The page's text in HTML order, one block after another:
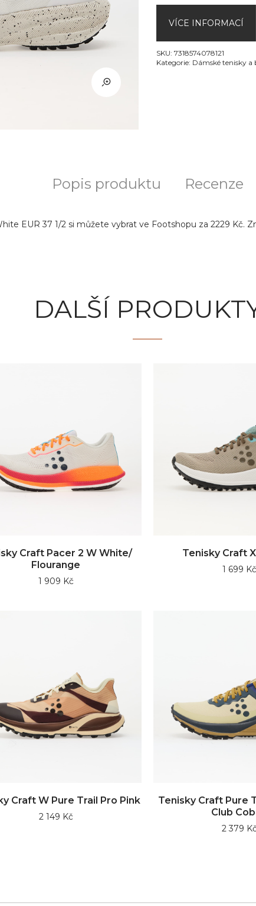
VÍCE INFORMACÍ
SKU: 7318574078121
Kategorie: Dámské tenisky a
Popis produktu Recenze
EUR 37 1/2 si můžete vybrat ve Footshopu za 2229 Kč.
DALŠÍ
Craft Pacer 2 W White/
Flourange
1 909 Kč
Tenisky Craft
1 699 Kč
Craft W Pure Trail Pro Pink
2 149 Kč
Tenisky Craft Pure
Club
2 379 Kč